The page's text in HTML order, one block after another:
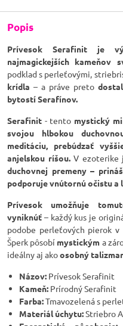
Popis
Prívesok Serafinit je
najmagickejších kameňov
podklad s perleťovými,
krídla – a práve preto
bytostí Serafínov.
Serafinit - tento mystický
svojou hlbokou
meditáciu, prebúdzať
anjelskou ríšou.V ezoterike
duchovnej premeny –
podporuje vnútornú očistu a
Prívesok umožňuje
vyniknúť – každý kus je
podobe perleťových pierok v
Šperk pôsobí mystickým a
ideálny aj akoosobný
Názov: Prívesok Serafinit
Kameň: Prírodný Serafinit
Farba:Tmavozelená s
Materiál úchytu:Striebro